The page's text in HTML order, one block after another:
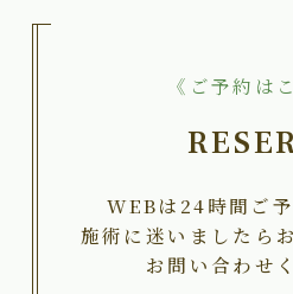
《ご予約は
WEBは24時間ご予
施術に迷いましたら
お問い合わせ